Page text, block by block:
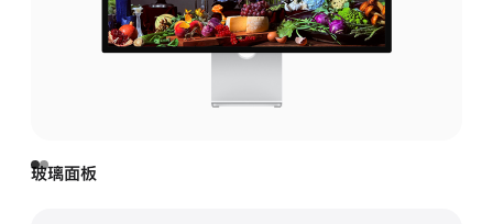
玻璃面板